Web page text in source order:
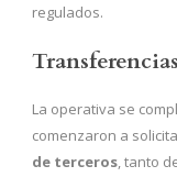
regulados.
La operativa se
comenzaron a
de terceros, tanto